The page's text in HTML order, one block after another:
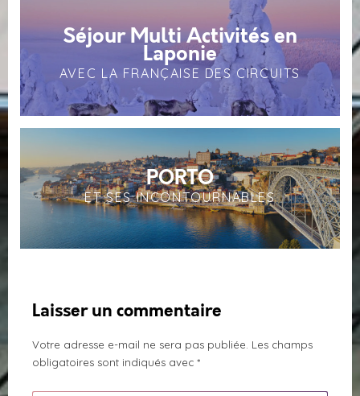
Séjour Multi Activités en
Laponie
AVEC LA FRANÇAISE DES CIRCUITS
PORTO
ET SES INCONTOURNABLES
Laisser un commentaire
Votre adresse e-mail ne sera pas publiée. Les champs
obligatoires sont indiqués avec *